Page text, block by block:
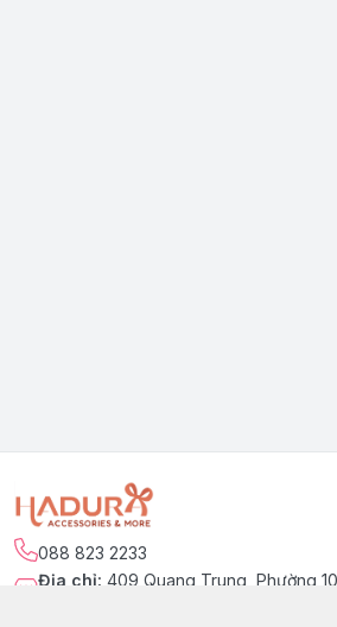
088 823 2233
Địa chỉ: 409 Quang Trung, Phường